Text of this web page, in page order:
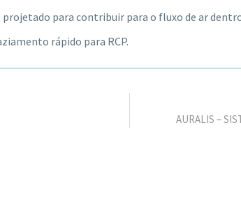
projetado para contribuir para o fluxo de ar
rápido para RCP.
AURALIS –